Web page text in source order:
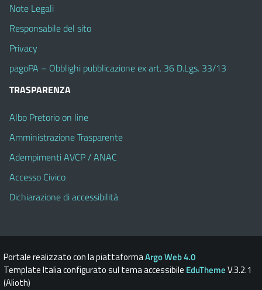
Note Legali
Responsabile del sito
Privacy
pagoPA – Obblighi pubblicazione ex art. 36 D.Lgs. 33/13
TRASPARENZA
Albo Pretorio on line
Amministrazione Trasparente
Adempimenti AVCP / ANAC
Accesso Civico
Dichiarazione di accessibilità
Portale realizzato con la piattaformaArgo Web 4.0
Template Italia configurato sul tema accessibile EduThemeV.3.2.1
(Alioth)